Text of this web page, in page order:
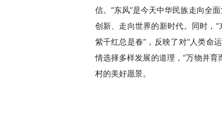
信。“东风”是今天中华民族走向全
创新、走向世界的新时代。同时，
紫千红总是春”，反映了对“人类命
情选择多样发展的道理，“万物并
村的美好愿景。